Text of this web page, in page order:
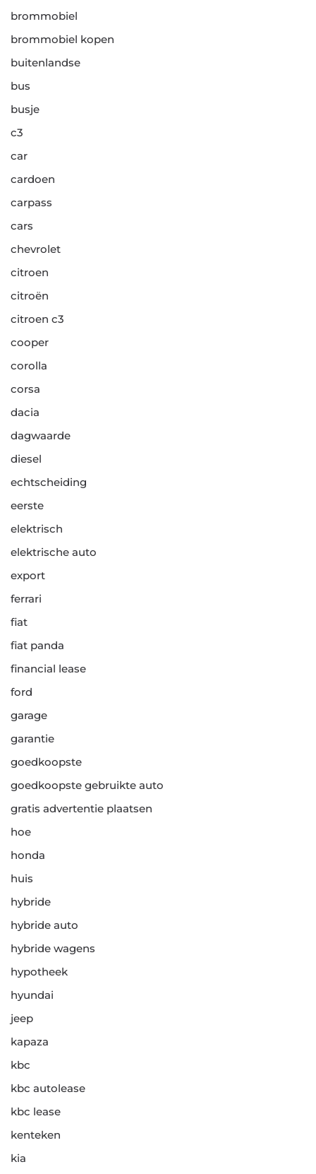
brommobiel
brommobiel kopen
buitenlandse
bus
busje
c3
car
cardoen
carpass
cars
chevrolet
citroen
citroën
citroen c3
cooper
corolla
corsa
dacia
dagwaarde
diesel
echtscheiding
eerste
elektrisch
elektrische auto
export
ferrari
fiat
fiat panda
financial lease
ford
garage
garantie
goedkoopste
goedkoopste gebruikte auto
gratis advertentie plaatsen
hoe
honda
huis
hybride
hybride auto
hybride wagens
hypotheek
hyundai
jeep
kapaza
kbc
kbc autolease
kbc lease
kenteken
kia